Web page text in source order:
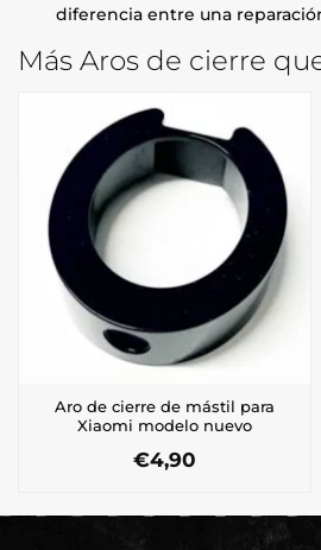
diferencia entre una
Más Aros de cierre
Aro de cierre de mástil para
Xiaomi modelo nuevo
€4,90